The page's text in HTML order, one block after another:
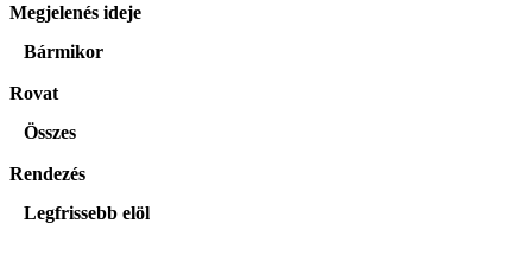
Megjelenés ideje
Bármikor
Rovat
Összes
Rendezés
Legfrissebb elöl